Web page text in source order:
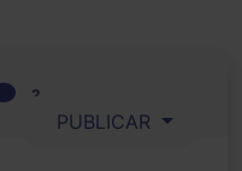
2
PUBLICAR